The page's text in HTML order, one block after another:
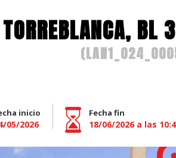
(
inicio
05/2026
Fecha fin
18/06/2026 a las